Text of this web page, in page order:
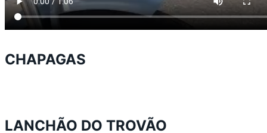
CHAPAGAS
LANCHÃO DO TROVÃO